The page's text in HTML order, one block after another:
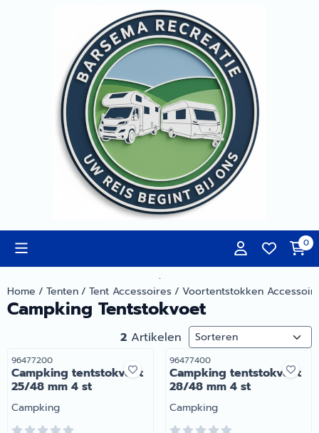
Cookievoorkeuren zijn momenteel gesloten.
0
.
Home / Tenten/ Tent Accessoires/ Voortentstokken
Campking Tentstokvoet
2 Artikelen Sorteermethode
Artikelnummer
96477200
Campking tentstokvoet
25/48 mm 4 st
Merk:
Campking
Artikelnummer
96477400
Campking tentstokvoet
28/48 mm 4 st
Merk:
Campking